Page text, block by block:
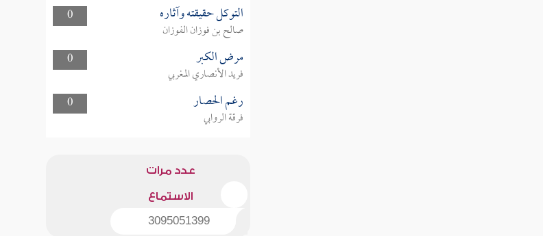
0
التوكل حقيقته وآثاره
صالح بن فوزان الفوزان
0
مرض الكبر
فريد الأنصاري المغربي
0
رغم الحصار
فرقة الروابي
عدد مرات
الاستماع
3095051399